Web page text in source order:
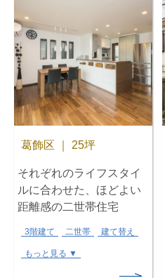
葛飾区 ｜ 25坪
それぞれのライフスタイ
ルに合わせた、ほどよい
距離感の二世帯住宅
3階建て 二世帯 建て替え
もっと見る ▼